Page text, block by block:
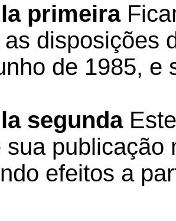
primeira
as disposições
de 1985, e
segunda
sua publicação
efeitos a